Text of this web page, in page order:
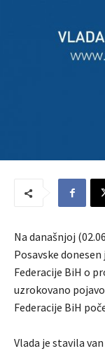
Na današnjoj
Posavske
Federacije BiH o
uzrokovano
Federacije BiH
Vlada je stavila